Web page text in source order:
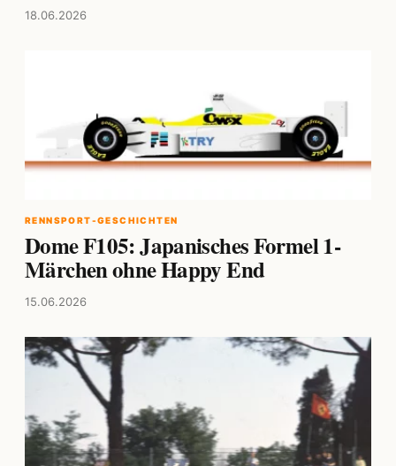
18.06.2026
RENNSPORT-GESCHICHTEN
Dome F105: Japanisches Formel 1-
Märchen ohne Happy End
15.06.2026